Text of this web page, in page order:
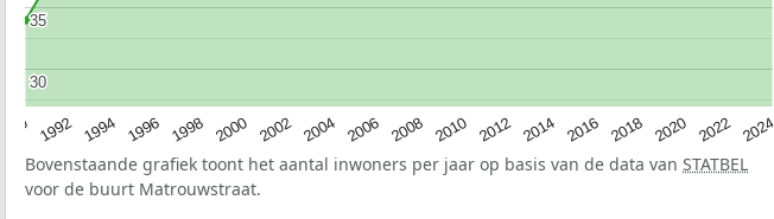
1992 1994 1996 1998 2000 2002 2004 2006 2008 2010 2012 2014 2016 2018 2020 2022 2024
30
30
35
35
Bovenstaande grafiek toont het aantal inwoners per jaar op basis van de data van STATBEL
voor de buurt Matrouwstraat.